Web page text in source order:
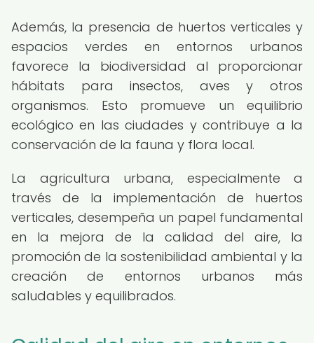
Además, la presencia de huertos verticales y
espacios verdes en entornos urbanos
favorece la biodiversidad al proporcionar
hábitats para insectos, aves y otros
organismos. Esto promueve un equilibrio
ecológico en las ciudades y contribuye a la
conservación de la fauna y flora local.
La agricultura urbana, especialmente a
través de la implementación de huertos
verticales, desempeña un papel fundamental
en la mejora de la calidad del aire, la
promoción de la sostenibilidad ambiental y la
creación de entornos urbanos más
saludables y equilibrados.